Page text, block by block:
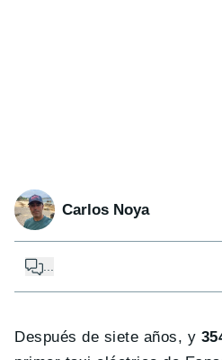
Carlos Noya
Después de siete años, y